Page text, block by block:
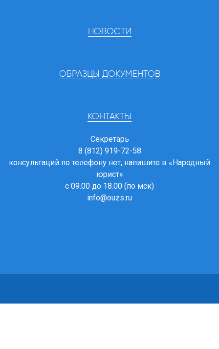
НОВОСТИ
ОБРАЗЦЫ ДОКУМЕНТОВ
КОНТАКТЫ
Секретарь
8 (812) 919-72-58
консультаций по телефону нет, напишите в «Народный
юрист»
с 09.00 до 18.00 (по мск)
info@ouzs.ru